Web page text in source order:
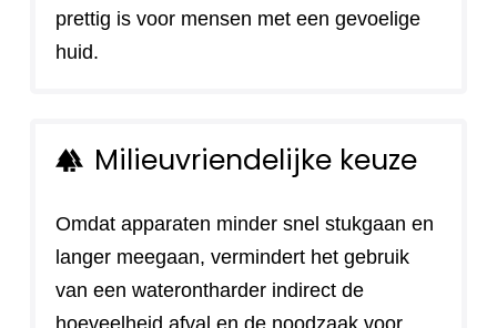
prettig is voor mensen met een gevoelige
huid.
forest Milieuvriendelijke keuze
Omdat apparaten minder snel stukgaan en
langer meegaan, vermindert het gebruik
van een waterontharder indirect de
hoeveelheid afval en de noodzaak voor